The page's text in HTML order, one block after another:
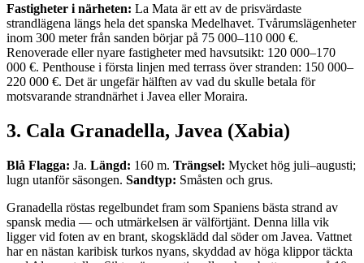
Fastigheter i närheten: La Mata är ett av de prisvärdaste
strandlägena längs hela det spanska Medelhavet. Tvårumslägenheter
inom 300 meter från sanden börjar på 75 000–110 000 €.
Renoverade eller nyare fastigheter med havsutsikt: 120 000–170
000 €. Penthouse i första linjen med terrass över stranden: 150 000–
220 000 €. Det är ungefär hälften av vad du skulle betala för
motsvarande strandnärhet i Javea eller Moraira.
3. Cala Granadella, Javea (Xabia)
Blå Flagga: Ja. Längd: 160 m. Trängsel: Mycket hög juli–augusti;
lugn utanför säsongen. Sandtyp: Småsten och grus.
Granadella röstas regelbundet fram som Spaniens bästa strand av
spansk media — och utmärkelsen är välförtjänt. Denna lilla vik
ligger vid foten av en brant, skogsklädd dal söder om Javea. Vattnet
har en nästan karibisk turkos nyans, skyddad av höga klippor täckta